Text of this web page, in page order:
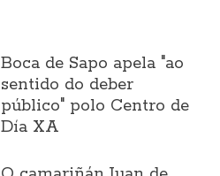
Boca de Sapo apela "ao
sentido do deber
público" polo Centro de
Día XA